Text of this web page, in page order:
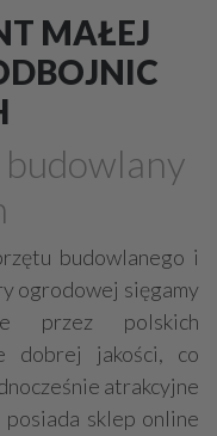
budowlane
szalunki kartonowe
granitowa
Systemy kominowe
Blachy
Szkło
System barw
MAŁEJ
budowlanego i
ogrodowej sięgamy
przez polskich
dobrej jakości, co
atrakcyjne
sklep online